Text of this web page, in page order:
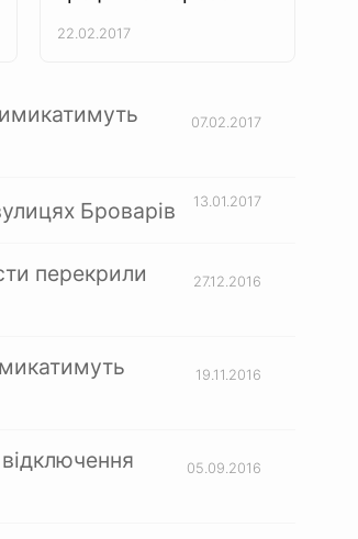
22.02.2017
07.02.2017
Броварів 13.01.2017
перекрили
27.12.2016
19.11.2016
05.09.2016